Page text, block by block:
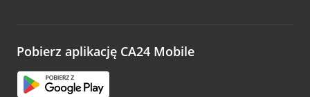
opinie.
Pobierz aplikację CA24 Mobile